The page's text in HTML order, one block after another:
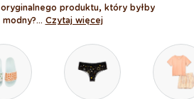
produktu, który byłby
Czytaj więcej